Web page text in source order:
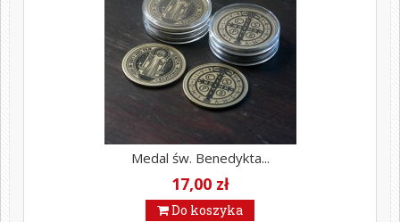
Medal św. Benedykta...
17,00 zł
Do koszyka